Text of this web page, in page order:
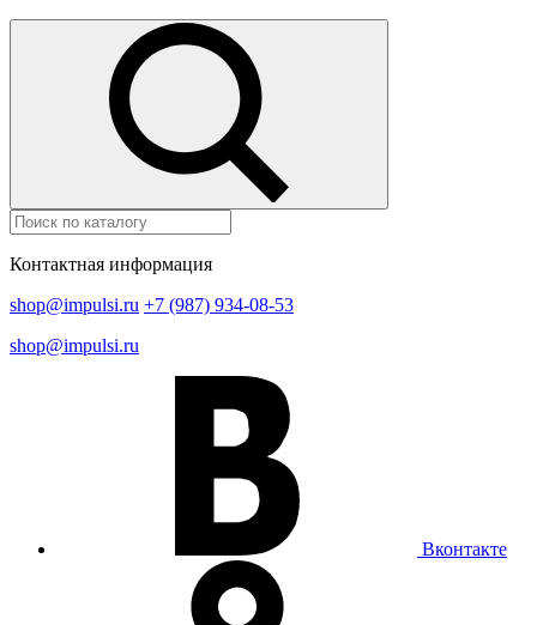
Контактная информация
shop@impulsi.ru +7 (987) 934-08-53
shop@impulsi.ru
Вконтакте